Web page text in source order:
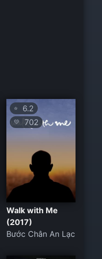
⭐ 6.2
💛 702
Walk with Me
(2017)
Bước Chân An Lạc